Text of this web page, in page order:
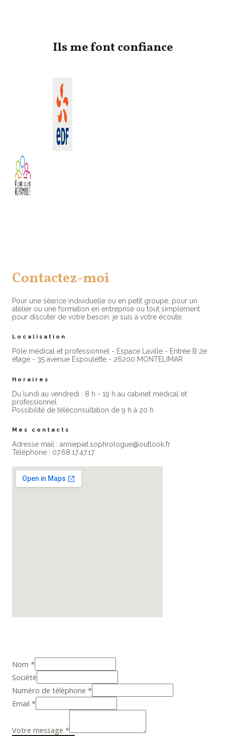
Ils me font confiance
Contactez-moi
Pour une séance individuelle ou en petit groupe, pour un
atelier ou une formation en entreprise ou tout simplement
pour discuter de votre besoin, je suis à votre écoute.
Localisation
Pôle médical et professionnel - Espace Laville - Entrée B 2e
étage - 35 avenue Espoulette - 26200 MONTELIMAR
Horaires
Du lundi au vendredi : 8 h - 19 h au cabinet médical et
professionne​l
Possibilité de téléconsultation de 9 h à 20 h
Mes contacts
Adresse mail : anniepiat.sophrologue@outlook.fr
Téléphone : 07.68.17.47.17
Nom *
Société
Numéro de téléphone *
Email *
Votre message *